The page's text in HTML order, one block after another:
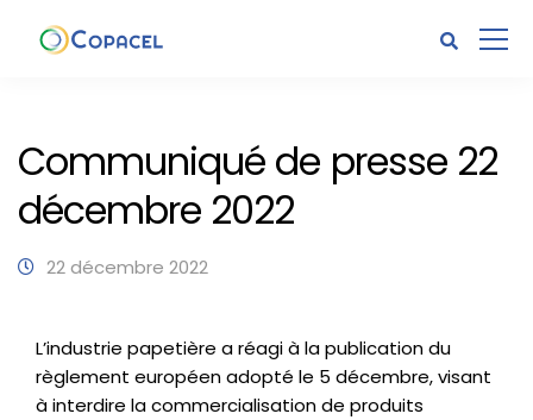
Communiqué de presse 22
décembre 2022
22 décembre 2022
L’industrie papetière a réagi à la publication du
règlement européen adopté le 5 décembre, visant
à interdire la commercialisation de produits